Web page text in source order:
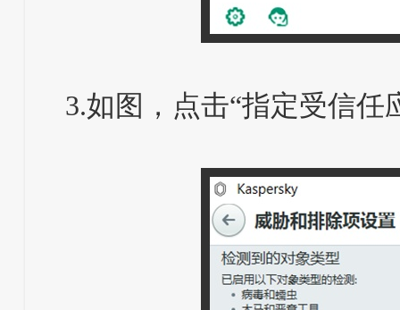
3.如图，点击“指定受信任